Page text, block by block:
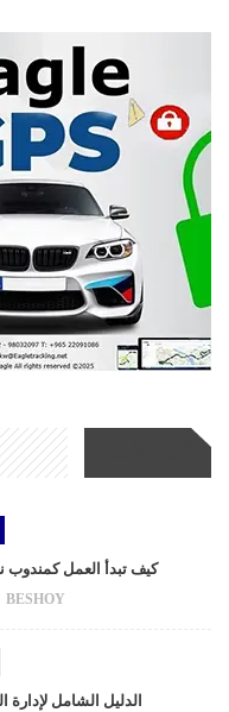
كيف تبدأ العمل كمندوب
BESHOY
الدليل الشامل